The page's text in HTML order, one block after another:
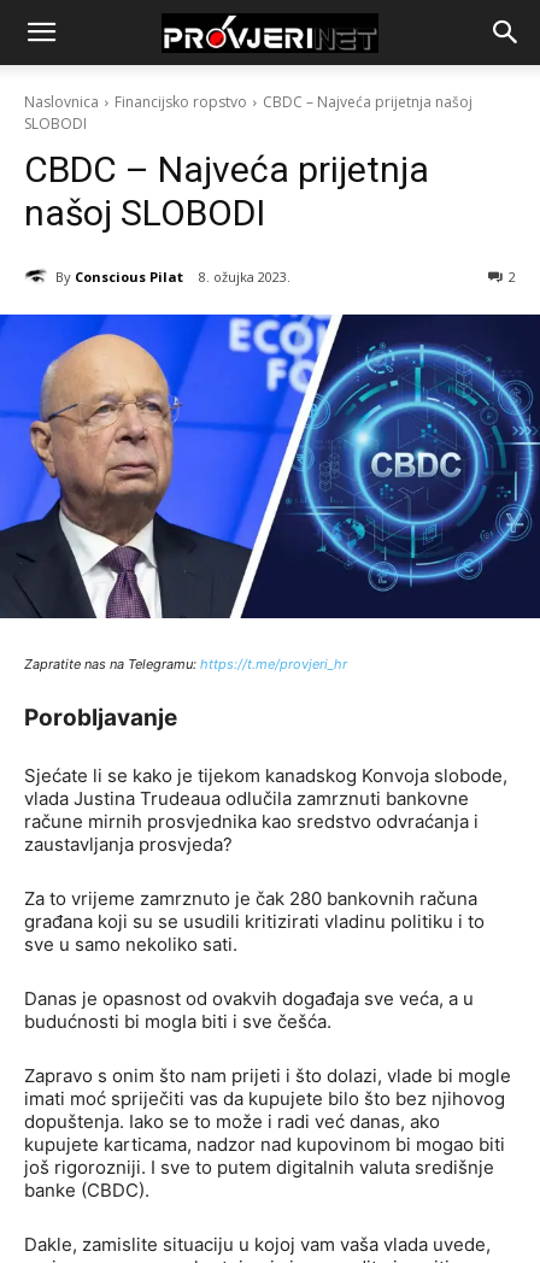
Naslovnica Financijsko ropstvo
CBDC – Najveća prijetnja našoj
SLOBODI
CBDC – Najveća prijetnja
našoj SLOBODI
By Conscious Pilat 8. ožujka 2023. 2
Zapratite nas na Telegramu: https://t.me/provjeri_hr
Porobljavanje
Sjećate li se kako je tijekom kanadskog Konvoja slobode,
vlada Justina Trudeaua odlučila zamrznuti bankovne
račune mirnih prosvjednika kao sredstvo odvraćanja i
zaustavljanja prosvjeda?
Za to vrijeme zamrznuto je čak 280 bankovnih računa
građana koji su se usudili kritizirati vladinu politiku i to
sve u samo nekoliko sati.
Danas je opasnost od ovakvih događaja sve veća, a u
budućnosti bi mogla biti i sve češća.
Zapravo s onim što nam prijeti i što dolazi, vlade bi mogle
imati moć spriječiti vas da kupujete bilo što bez njihovog
dopuštenja. Iako se to može i radi već danas, ako
kupujete karticama, nadzor nad kupovinom bi mogao biti
još rigorozniji. I sve to putem digitalnih valuta središnje
banke (CBDC).
Dakle, zamislite situaciju u kojoj vam vaša vlada uvede,